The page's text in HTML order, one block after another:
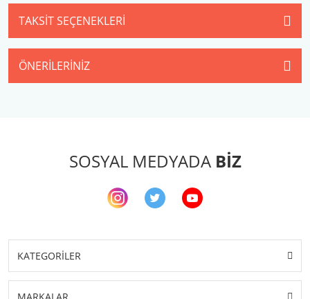
TAKSIT SEÇENEKLERI
ÖNERILERINIZ
SOSYAL MEDYADA BİZ
KATEGORİLER